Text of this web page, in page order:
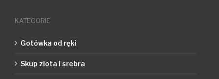
KATEGORIE
Gotówka od ręki
Skup zlota i srebra